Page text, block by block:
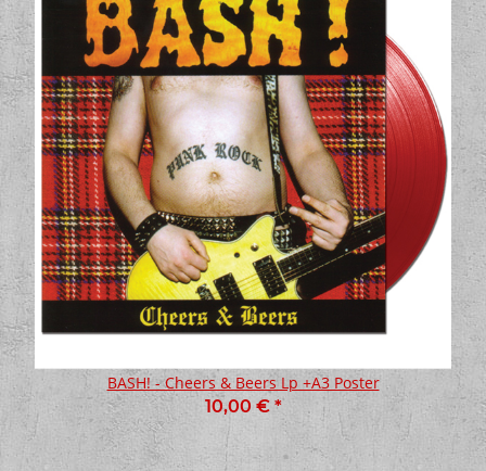
BASH! - Cheers & Beers Lp +A3 Poster
10,00 € *